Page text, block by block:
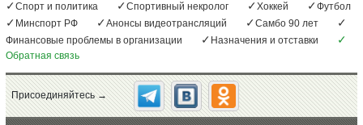
Спорт и политика
Спортивный некролог Хоккей
Футбол
Минспорт РФ
Анонсы видеотрансляций
Самбо 90 лет
Финансовые проблемы в организации
Назначения и отставки
Обратная связь
Присоединяйтесь →